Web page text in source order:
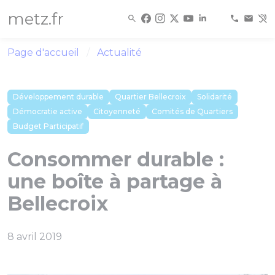
metz.fr
Page d'accueil Actualité
Développement durable Quartier Bellecroix
Solidarité
Démocratie active
Citoyenneté
Comités de Quartiers
Budget Participatif
Consommer durable :
une boîte à partage à
Bellecroix
8 avril 2019